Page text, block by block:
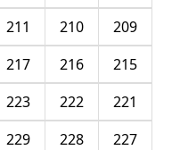
209
210
211
215
216
217
221
222
223
227
228
229